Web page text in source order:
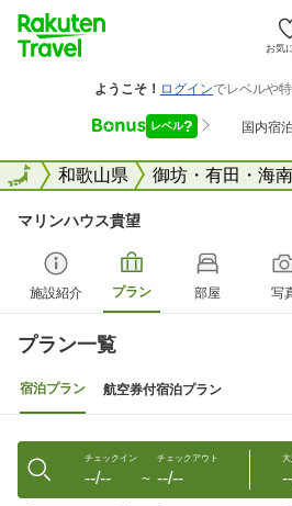
お気
全国和歌山県 御坊・有田・海
全国
マリンハウス貴望
施設紹介 プラン 部屋 写
プラン一覧
宿泊プラン 航空券付宿泊プラン
チェックイン
--/-- 〜
チェックアウト
--/--
大
--